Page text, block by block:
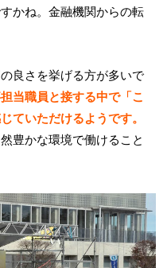
かね。金融機関からの転
良さを挙げる方が多いで
当職員と接する中で「こ
ていただけるようです。
豊かな環境で働けること